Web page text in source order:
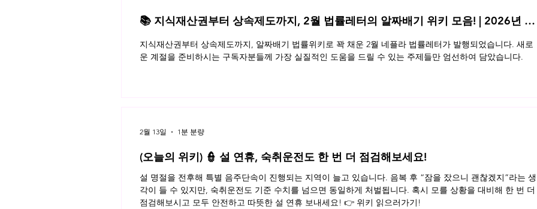
📚 지식재산권부터 상속제도까지, 2월 법률레터의 알짜배기 위키 모음! | 2026년 2
월 네플라 법률레터
지식재산권부터 상속제도까지, 알짜배기 법률위키로 꽉 채운 2월 네플라 법률레터가 발행되었습니다. 새로
운 계절을 준비하시는 구독자분들께 가장 실질적인 도움을 드릴 수 있는 주제들만 엄선하여 담았습니다.
(오늘의 위키) 👮 설 연휴, 숙취운전도 한 번 더 점검해보세요!
설 명절을 전후해 특별 음주단속이 진행되는 지역이 늘고 있습니다. 음복 후 “잠을 잤으니 괜찮겠지”라는 생
각이 들 수 있지만, 숙취운전도 기준 수치를 넘으면 동일하게 처벌됩니다. 혹시 모를 상황을 대비해 한 번 더
점검해보시고 모두 안전하고 따뜻한 설 연휴 보내세요! 👉 위키 읽으러가기!
2월 13일 1분 분량